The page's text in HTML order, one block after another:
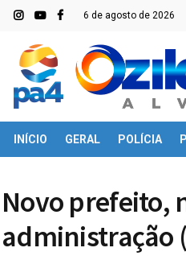
6 de agosto de 2026
INÍCIO GERAL POLÍCIA
Novo prefeito,
administração